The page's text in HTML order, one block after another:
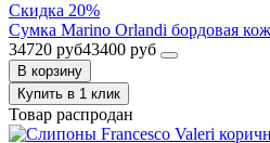
Скидка 20%
Сумка Marino Orlandi бордовая
34720 руб43400 руб
В корзину
Купить в 1 клик
Товар распродан